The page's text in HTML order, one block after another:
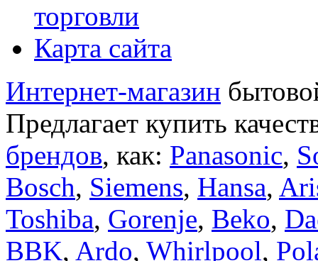
торговли
Карта сайта
Интернет-магазин
Предлагает купить
брендов, как: Panasonic,
Bosch, Siemens, Hansa,
Toshiba, Gorenje, Beko,
BBK, Ardo, Whirlpool,